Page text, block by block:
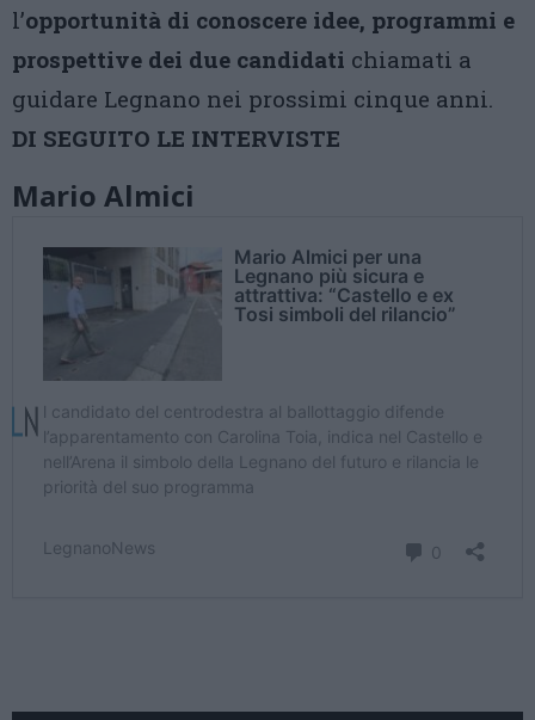
l’opportunità di conoscere idee, programmi e
prospettive dei due candidati chiamati a
guidare Legnano nei prossimi cinque anni.
DI SEGUITO LE INTERVISTE
Mario Almici